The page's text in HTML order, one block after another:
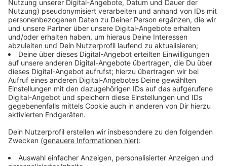
Infotafeln. Der niedergermanische Limes war bis zum
fünften Jahrhundert die Außengrenze des römischen
Reichs.
Anzeige
Fundstellen auch im Kreis Wesel
Anzeige
Auch im Kreis Wesel wurden Überreste an einigen